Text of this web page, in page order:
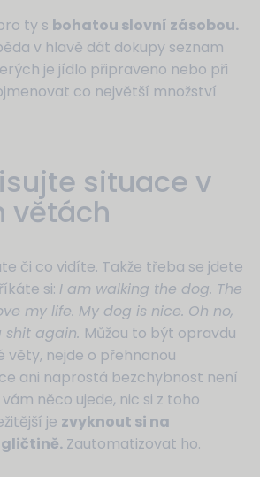
ty s bohatou slovní zásobou.
v hlavě dát dokupy seznam
je jídlo připraveno nebo při
co největší množství
situace v
větách
či co vidíte. Takže třeba se jdete
si: I am walking the dog. The
my life. My dog is nice. Oh no,
again. Můžou to být opravdu
věty, nejde o přehnanou
ani naprostá bezchybnost není
něco ujede, nic si z toho
je zvyknout si na
Zautomatizovat ho.